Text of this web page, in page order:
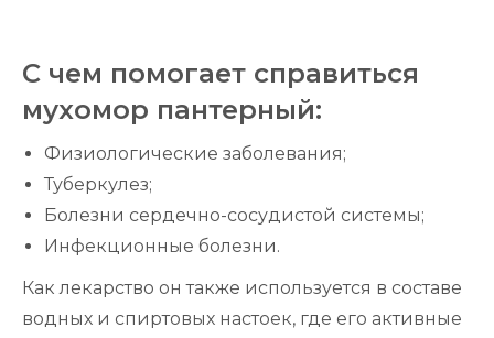
С чем помогает справиться
мухомор пантерный:
Физиологические заболевания;
Туберкулез;
Болезни сердечно-сосудистой системы;
Инфекционные болезни.
Как лекарство он также используется в составе
водных и спиртовых настоек, где его активные
З
а
к
а
за
ть у
а
д
м
и
н
и
стр
а
то
р
а